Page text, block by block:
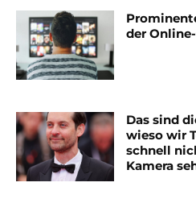
der
Das sind
wieso wir
schnell
Kamera